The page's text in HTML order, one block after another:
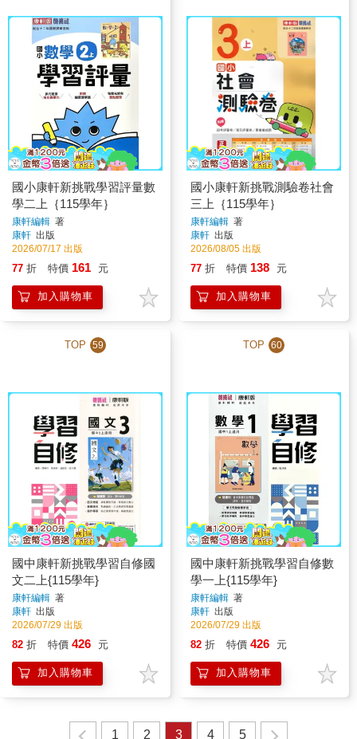
國小康軒新挑戰學習評量數
學二上｛115學年｝
康軒編輯 著
康軒 出版
2026/07/17 出版
77 折 特價 161 元
加入購物車
國小康軒新挑戰測驗卷社會
三上｛115學年｝
康軒編輯 著
康軒 出版
2026/08/05 出版
77 折 特價 138 元
加入購物車
TOP 59
國中康軒新挑戰學習自修國
文二上{115學年}
康軒編輯 著
康軒 出版
2026/07/29 出版
82 折 特價 426 元
加入購物車
TOP 60
國中康軒新挑戰學習自修數
學一上{115學年}
康軒編輯 著
康軒 出版
2026/07/29 出版
82 折 特價 426 元
加入購物車
1 2 3 4 5